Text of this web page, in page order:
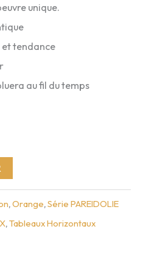
unique.
tendance
au fil du temps
,Orange,Série PAREIDOLIE
,Tableaux Horizontaux